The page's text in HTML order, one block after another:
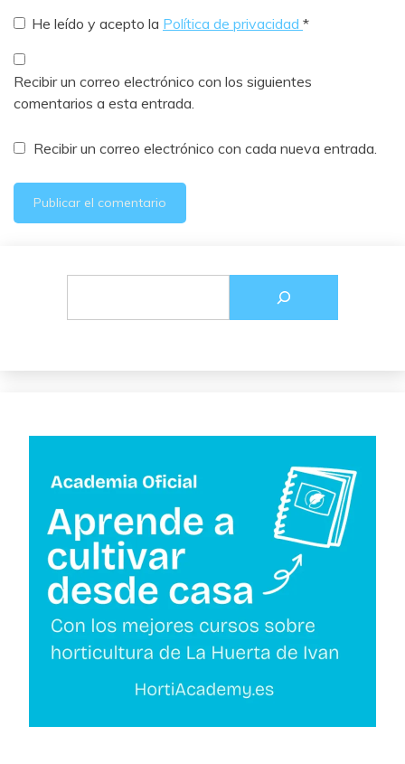
He leído y acepto la Política de privacidad *
Recibir un correo electrónico con los siguientes
comentarios a esta entrada.
Recibir un correo electrónico con cada nueva entrada.